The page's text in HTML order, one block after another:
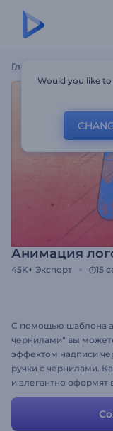
Главная
Анимация
45K+ Экспорт 15
С помощью шаблона
чернилами" вы
эффектом надписи
ручки с чернилами.
и элегантно оформят
наброска рисунка и в
очертания, чтобы
логотип на
Would you like